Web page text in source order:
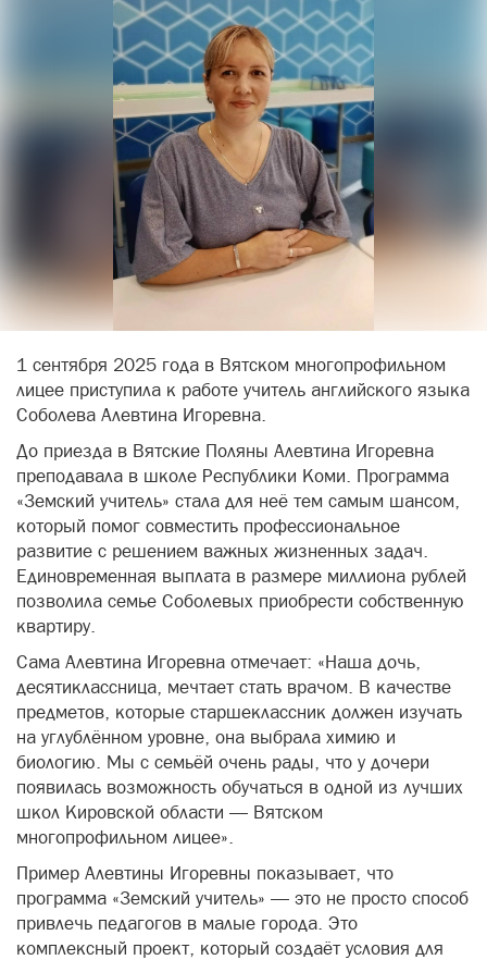
1 сентября 2025 года в Вятском многопрофильном
лицее приступила к работе учитель английского языка
Соболева Алевтина Игоревна.
До приезда в Вятские Поляны Алевтина Игоревна
преподавала в школе Республики Коми. Программа
«Земский учитель» стала для неё тем самым шансом,
который помог совместить профессиональное
развитие с решением важных жизненных задач.
Единовременная выплата в размере миллиона рублей
позволила семье Соболевых приобрести собственную
квартиру.
Сама Алевтина Игоревна отмечает: «Наша дочь,
десятиклассница, мечтает стать врачом. В качестве
предметов, которые старшеклассник должен изучать
на углублённом уровне, она выбрала химию и
биологию. Мы с семьёй очень рады, что у дочери
появилась возможность обучаться в одной из лучших
школ Кировской области — Вятском
многопрофильном лицее».
Пример Алевтины Игоревны показывает, что
программа «Земский учитель» — это не просто способ
привлечь педагогов в малые города. Это
комплексный проект, который создаёт условия для